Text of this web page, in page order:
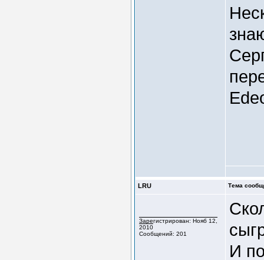
LRU Тема
Зарегистрирован: Нояб 12,
2010
Сообщений: 201
И